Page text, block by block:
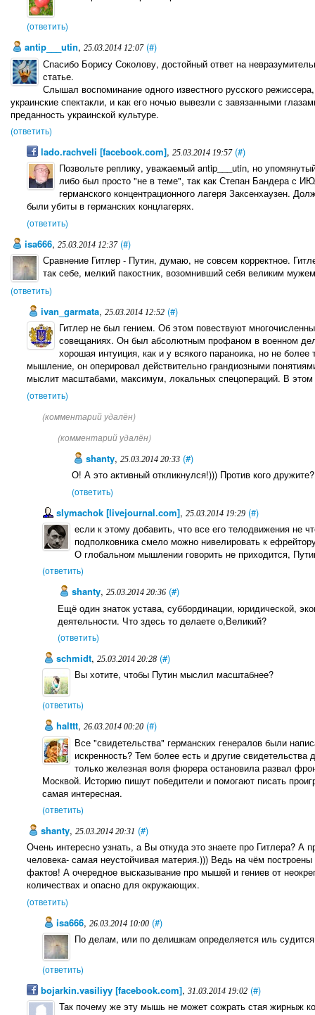
(ответить)
antip___utin, 25.03.2014 12:07 (#)
Спасибо Борису Соколову, достойный ответ на
статье.
Слышал воспоминание одного известного русского
украинские спектакли, и как его ночью вывезли с завязанными
преданность украинской культуре.
(ответить)
lado.rachveli [facebook.com], 25.03.2014 19:57 (#)
Позвольте реплику, уважаемый antip___utin, но
либо был просто "не в теме", так как Степан Бандера с
германского концентрационного лагеря Заксенхаузен.
были убиты в германских концлагерях.
(ответить)
isa666, 25.03.2014 12:37 (#)
Сравнение Гитлер - Путин, думаю, не совсем корректное.
так себе, мелкий пакостник, возомнивший себя великим
(ответить)
ivan_garmata, 25.03.2014 12:52 (#)
Гитлер не был гением. Об этом повествуют
совещаниях. Он был абсолютным профаном в военном
хорошая интуиция, как и у всякого параноика, но не
мышление, он оперировал действительно грандиозными
мыслит масштабами, максимум, локальных спецопераций. В
(ответить)
(комментарий удалён)
(комментарий удалён)
shanty,25.03.2014 20:33 (#)
О! А это активный откликнулся!))) Против кого
(ответить)
slymachok [livejournal.com],25.03.2014 19:29 (#)
если к этому добавить, что все его телодвижения не
подполковника смело можно нивелировать к
О глобальном мышлении говорить не приходится,
(ответить)
shanty, 25.03.2014 20:36 (#)
Ещё один знаток устава, суббординации, юридической,
деятельности. Что здесь то делаете о,Великий?
(ответить)
schmidt,25.03.2014 20:28 (#)
Вы хотите, чтобы Путин мыслил масштабнее?
(ответить)
halttt,26.03.2014 00:20 (#)
Все "свидетельства" германских генералов были
искренность? Тем более есть и другие свидетельства
только железная воля фюрера остановила развал
Москвой. Историю пишут победители и помогают писать
самая интересная.
(ответить)
shanty, 25.03.2014 20:31 (#)
Очень интересно узнать, а Вы откуда это знаете про Гитлера?
человека- самая неустойчивая материя.))) Ведь на чём
фактов! А очередное высказывание про мышей и гениев от
количествах и опасно для окружающих.
(ответить)
isa666,26.03.2014 10:00 (#)
По делам, или по делишкам определяется иль
(ответить)
bojarkin.vasiliyy [facebook.com], 31.03.2014 19:02 (#)
Так почему же эту мышь не может сожрать стая жирныж